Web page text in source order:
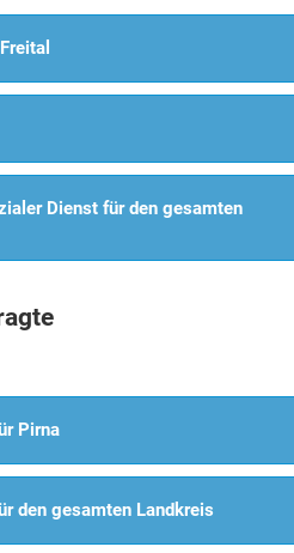
Dienst für den gesamten
Pirna
den gesamten Landkreis